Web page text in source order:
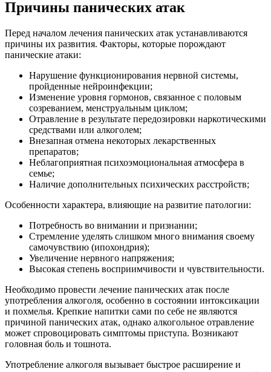
Причины панических атак
Перед началом лечения панических атак устанавливаются
причины их развития. Факторы, которые порождают
панические атаки:
Нарушение функционирования нервной системы,
пройденные нейроинфекции;
Изменение уровня гормонов, связанное с половым
созреванием, менструальным циклом;
Отравление в результате передозировки наркотическими
средствами или алкоголем;
Внезапная отмена некоторых лекарственных
препаратов;
Неблагоприятная психоэмоциональная атмосфера в
семье;
Наличие дополнительных психических расстройств;
Особенности характера, влияющие на развитие патологии:
Потребность во внимании и признании;
Стремление уделять слишком много внимания своему
самочувствию (ипохондрия);
Увеличение нервного напряжения;
Высокая степень восприимчивости и чувствительности.
Необходимо провести лечение панических атак после
употребления алкоголя, особенно в состоянии интоксикации
и похмелья. Крепкие напитки сами по себе не являются
причиной панических атак, однако алкогольное отравление
может спровоцировать симптомы приступа. Возникают
головная боль и тошнота.
Употребление алкоголя вызывает быстрое расширение и